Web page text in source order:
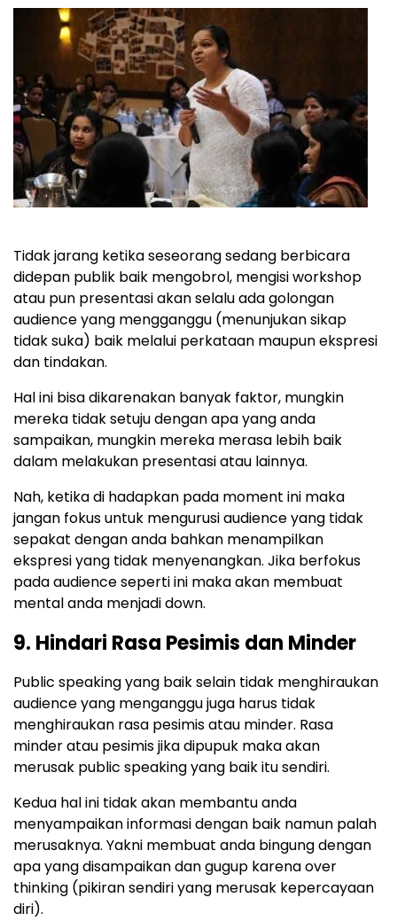
Tidak jarang ketika seseorang sedang berbicara
didepan publik baik mengobrol, mengisi workshop
atau pun presentasi akan selalu ada golongan
audience yang mengganggu (menunjukan sikap
tidak suka) baik melalui perkataan maupun ekspresi
dan tindakan.
Hal ini bisa dikarenakan banyak faktor, mungkin
mereka tidak setuju dengan apa yang anda
sampaikan, mungkin mereka merasa lebih baik
dalam melakukan presentasi atau lainnya.
Nah, ketika di hadapkan pada moment ini maka
jangan fokus untuk mengurusi audience yang tidak
sepakat dengan anda bahkan menampilkan
ekspresi yang tidak menyenangkan. Jika berfokus
pada audience seperti ini maka akan membuat
mental anda menjadi down.
9. Hindari Rasa Pesimis dan Minder
Public speaking yang baik selain tidak menghiraukan
audience yang menganggu juga harus tidak
menghiraukan rasa pesimis atau minder. Rasa
minder atau pesimis jika dipupuk maka akan
merusak public speaking yang baik itu sendiri.
Kedua hal ini tidak akan membantu anda
menyampaikan informasi dengan baik namun palah
merusaknya. Yakni membuat anda bingung dengan
apa yang disampaikan dan gugup karena over
thinking (pikiran sendiri yang merusak kepercayaan
diri).